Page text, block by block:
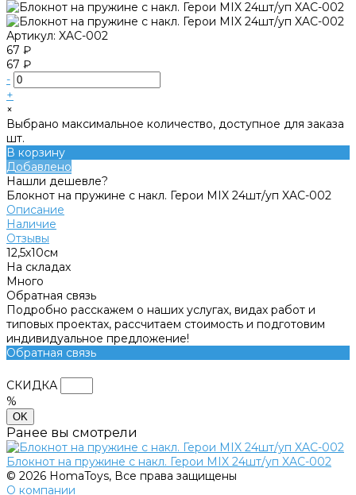
Артикул: XAC-002
67 ₽
67 ₽
-
+
×
Выбрано максимальное количество, доступное для заказа
шт.
В корзину
Добавлено
Нашли дешевле?
Блокнот на пружине с накл. Герои MIX 24шт/уп XAC-002
Описание
Наличие
Отзывы
12,5х10см
На складах
Много
Обратная связь
Подробно расскажем о наших услугах, видах работ и
типовых проектах, рассчитаем стоимость и подготовим
индивидуальное предложение!
Обратная связь
СКИДКА
%
OK
Ранее вы смотрели
Блокнот на пружине с накл. Герои MIX 24шт/уп XAC-002
© 2026 HomaToys, Все права защищены
О компании